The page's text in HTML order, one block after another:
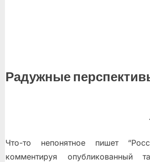
Радужные
Что-то непонятное пишет
комментируя опубликованный